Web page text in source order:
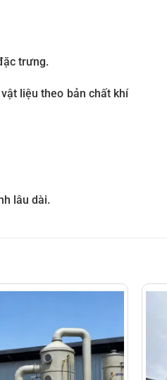
trưng.
liệu theo bản chất khí
lâu dài.